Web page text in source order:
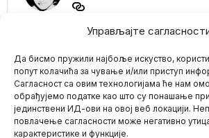
Управљајте
Да бисмо пружили најбоље искуство,
попут колачића за чување и/или приступ
Сагласност са овим технологијама ће нам
обрађујемо податке као што су понашање
јединствени ИД-ови на овој веб локацији.
повлачење сагласности може негативно
карактеристике и функције.
Mario zna Youtube
Italija i Španija protiv
EU fonda za Ukrajinu:
Sve više zemalja
sumnja u 40 milijardi
evra pomoći
Evropljani su sve umorniji